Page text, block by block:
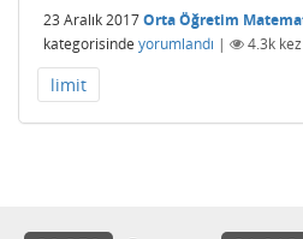
23 Aralık 2017Orta Öğretim
kategorisinde yorumlandı | 4.3k
limit